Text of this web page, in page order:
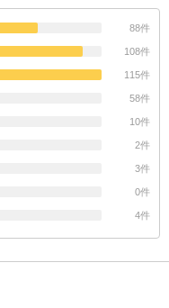
88件
108件
115件
58件
10件
2件
3件
0件
4件